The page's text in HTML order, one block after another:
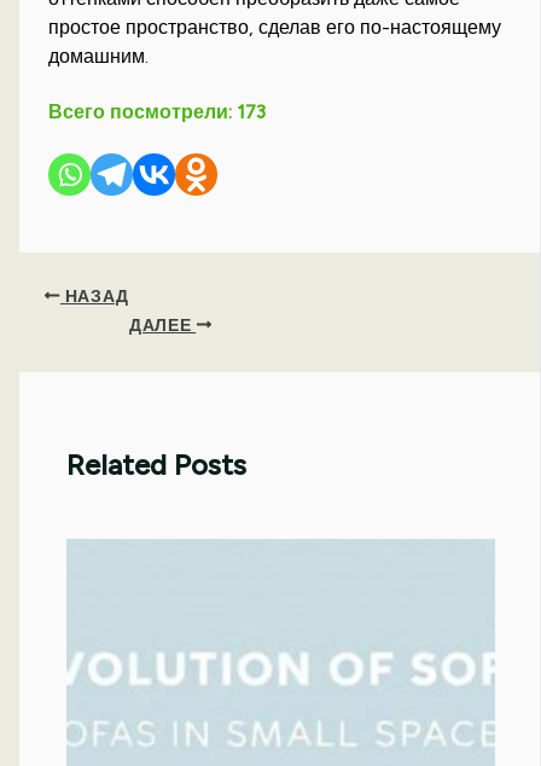
простое пространство, сделав его по-настоящему
домашним.
Всего посмотрели: 173
НАЗАД
ДАЛЕЕ
Related Posts